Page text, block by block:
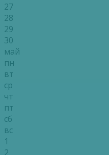
27
28
29
30
май
пн
вт
ср
чт
пт
сб
вс
1
2